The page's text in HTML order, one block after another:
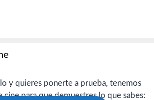
y quieres ponerte a prueba, tenemos
cine para que demuestres lo que sabes: